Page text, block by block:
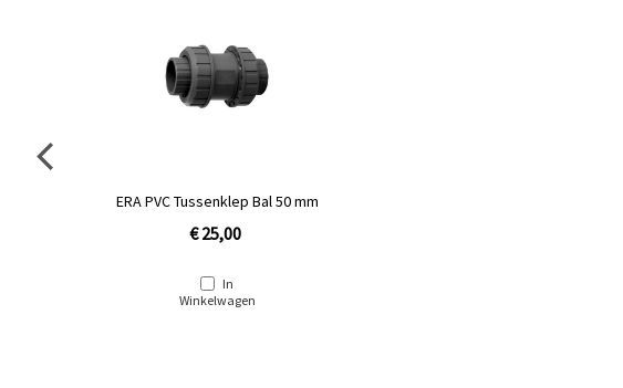
ERA PVC Tussenklep Bal 50 mm
€ 25,00
In
Winkelwagen